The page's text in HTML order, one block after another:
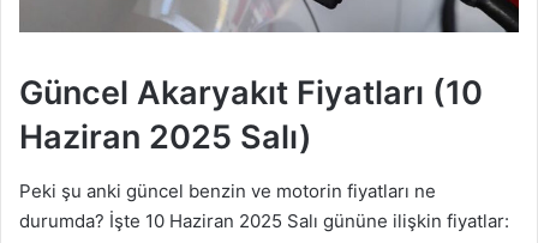
Güncel Akaryakıt Fiyatları (10
Haziran 2025 Salı)
Peki şu anki güncel benzin ve motorin fiyatları ne
durumda? İşte 10 Haziran 2025 Salı gününe ilişkin fiyatlar: